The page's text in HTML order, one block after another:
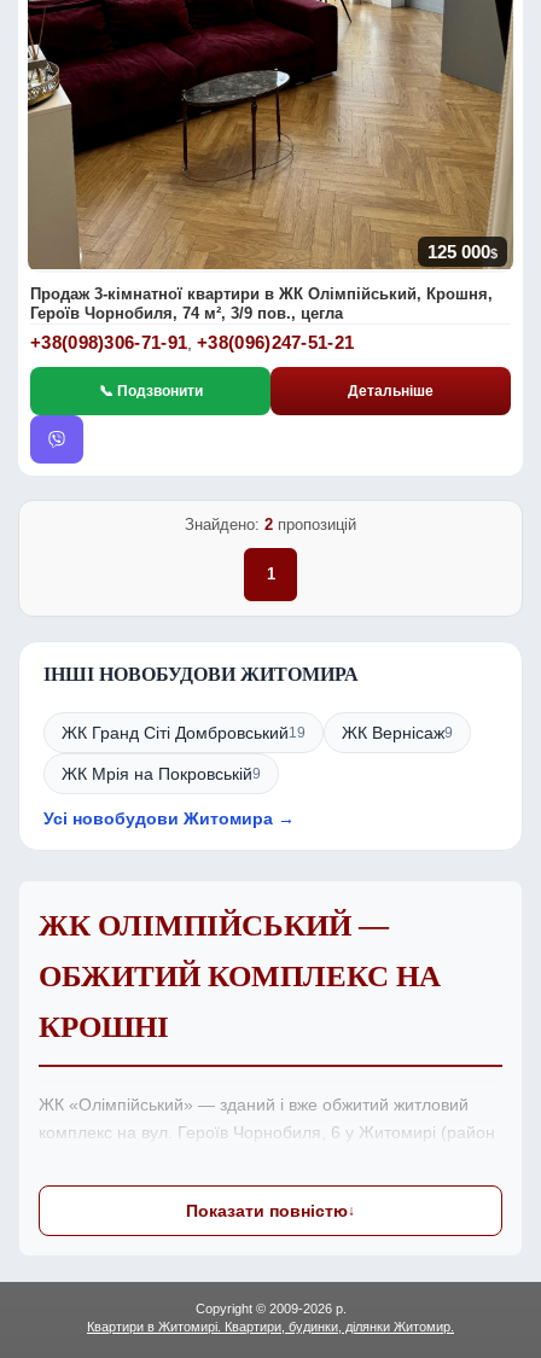
125 000$
Продаж 3-кімнатної квартири в ЖК Олімпійський, Крошня,
Героїв Чорнобиля, 74 м², 3/9 пов., цегла
+38(098)306-71-91 ,+38(096)247-51-21
📞 Подзвонити Детальніше
Знайдено: 2 пропозицій
1
ІНШІ НОВОБУДОВИ ЖИТОМИРА
ЖК Гранд Сіті Домбровський19 ЖК Вернісаж9
ЖК Мрія на Покровській9
Усі новобудови Житомира →
ЖК ОЛІМПІЙСЬКИЙ —
ОБЖИТИЙ КОМПЛЕКС НА
КРОШНІ
ЖК «Олімпійський» — зданий і вже обжитий житловий
комплекс на вул. Героїв Чорнобиля, 6 у Житомирі (район
товстими стінами, що добре тримають тепло. Двір
огороджений, в'їзд через шлагбаум, є дитячий майданчик;
устроєним життям. У продажу бувають квартири з якісним
Показати повністю
Copyright © 2009-2026 р.
Квартири в Житомирі. Квартири, будинки, ділянки Житомир.